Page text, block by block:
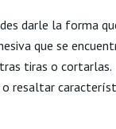
darle la forma
que se
tiras o cortarlas.
resaltar